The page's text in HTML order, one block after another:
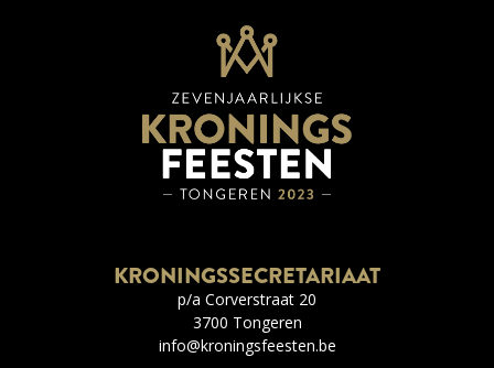
KRONINGSSECRETARIAAT
p/a Corverstraat 20
3700 Tongeren
info@kroningsfeesten.be